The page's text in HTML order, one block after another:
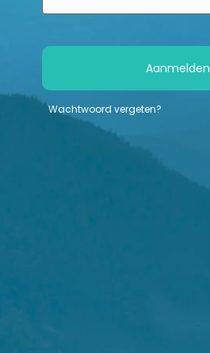
Aanmelden
Wachtwoord vergeten?